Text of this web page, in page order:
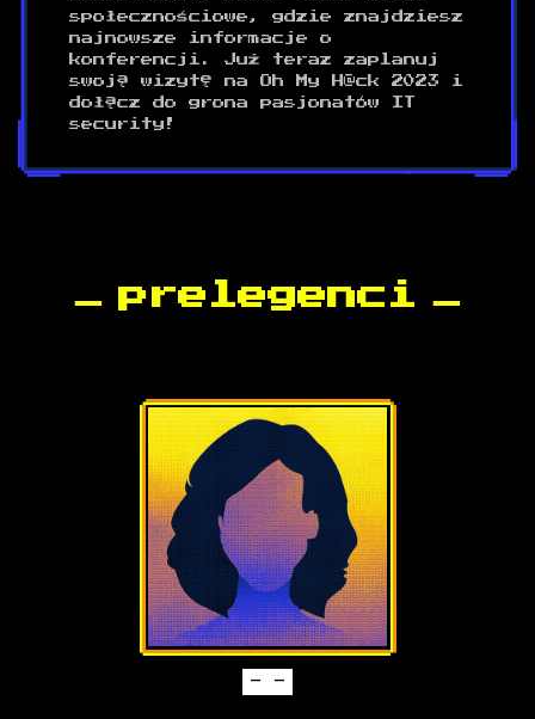
społecznościowe, gdzie znajdziesz
najnowsze informacje o
konferencji. Już teraz zaplanuj
swoją wizytę na Oh My H@ck 2023 i
dołącz do grona pasjonatów IT
security!
prelegenci
- -